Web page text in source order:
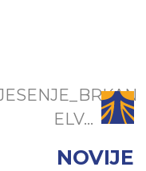
ELV...
NOVIJE